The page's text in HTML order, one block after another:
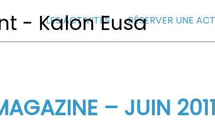
LES ACTIVITÉS RÉSERVER UNE
– JUIN 2011